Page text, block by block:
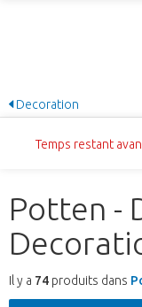
Decoration
Temps restant
Potten -
Il y a 74 produits dans